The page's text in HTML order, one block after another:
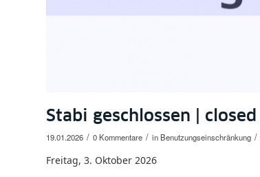
Stabi geschlossen | closed
19.01.2026 / 0 Kommentare / in Benutzungseinschränkung /
Freitag, 3. Oktober 2026